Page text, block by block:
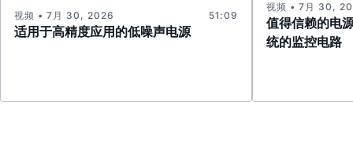
适用于高精度应用的低噪声电源
视频 • 7月 30, 2026 51:09
值得信赖的电
统的监控电路
视频 • 7月 30,